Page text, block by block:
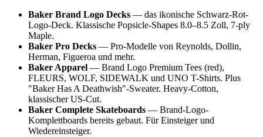
Baker Brand Logo Decks — das ikonische Schwarz-Rot-
Logo-Deck. Klassische Popsicle-Shapes 8.0–8.5 Zoll, 7-ply
Maple.
Baker Pro Decks — Pro-Modelle von Reynolds, Dollin,
Herman, Figueroa und mehr.
Baker Apparel — Brand Logo Premium Tees (red),
FLEURS, WOLF, SIDEWALK und UNO T-Shirts. Plus
"Baker Has A Deathwish"-Sweater. Heavy-Cotton,
klassischer US-Cut.
Baker Complete Skateboards — Brand-Logo-
Komplettboards bereits gebaut. Für Einsteiger und
Wiedereinsteiger.